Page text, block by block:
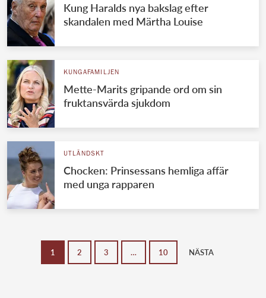
Kung Haralds nya bakslag efter
skandalen med Märtha Louise
KUNGAFAMILJEN
Mette-Marits gripande ord om sin
fruktansvärda sjukdom
UTLÄNDSKT
Chocken: Prinsessans hemliga affär
med unga rapparen
1 2 3 … 10 NÄSTA